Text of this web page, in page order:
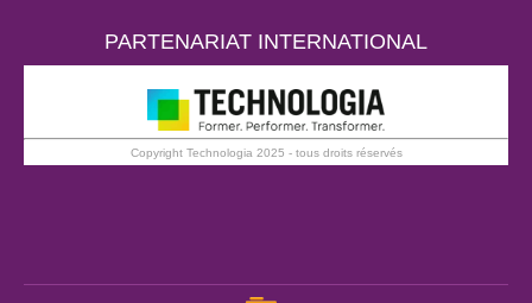
PARTENARIAT INTERNATIONAL
Copyright Technologia 2025 - tous droits réservés